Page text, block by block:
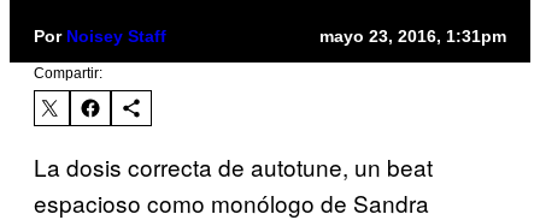
Por Noisey Staff mayo 23, 2016, 1:31pm
Compartir:
La dosis correcta de autotune, un beat
espacioso como monólogo de Sandra